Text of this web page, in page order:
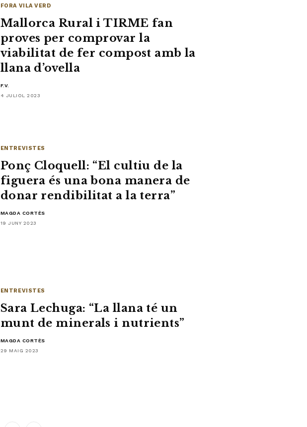
FORA VILA VERD
Mallorca Rural i TIRME fan
proves per comprovar la
viabilitat de fer compost amb la
llana d’ovella
F.V.
4 JULIOL 2023
ENTREVISTES
Ponç Cloquell: “El cultiu de la
figuera és una bona manera de
donar rendibilitat a la terra”
MAGDA CORTÈS
19 JUNY 2023
ENTREVISTES
Sara Lechuga: “La llana té un
munt de minerals i nutrients”
MAGDA CORTÈS
29 MAIG 2023